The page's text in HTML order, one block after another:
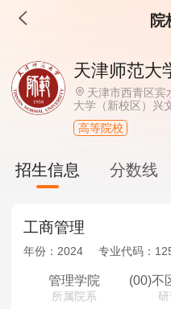
院
MBA工商管理
院校库 考试报名 招生
考试真题
报考经验
MEM工程管理
考试真题
报考经验
院校库 考试报名 招
天津师范大
天津市西青区宾
大学（新校区）兴
高等院校
招生信息 分数线
工商管理
年份： 2024 专业代码：
管理学院
所属院系